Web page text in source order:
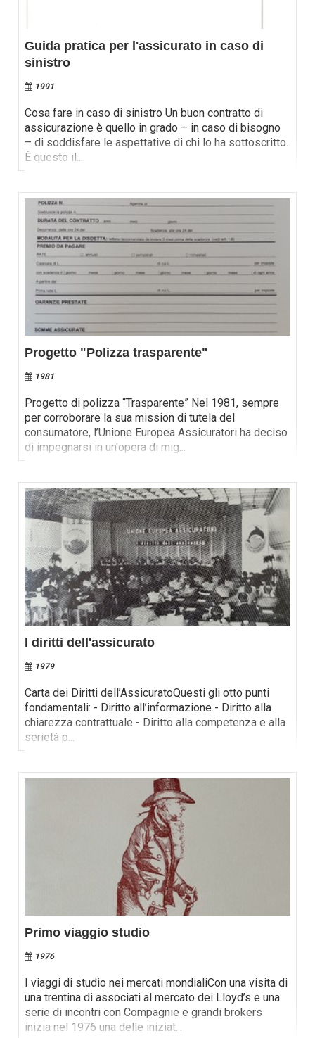
Guida pratica per l'assicurato in caso di
sinistro
1991
Cosa fare in caso di sinistro Un buon contratto di
assicurazione è quello in grado – in caso di bisogno
– di soddisfare le aspettative di chi lo ha sottoscritto.
È questo il...
Progetto "Polizza trasparente"
1981
Progetto di polizza “Trasparente” Nel 1981, sempre
per corroborare la sua mission di tutela del
consumatore, l’Unione Europea Assicuratori ha deciso
di impegnarsi in un'opera di mig...
I diritti dell'assicurato
1979
Carta dei Diritti dell’AssicuratoQuesti gli otto punti
fondamentali: - Diritto all’informazione - Diritto alla
chiarezza contrattuale - Diritto alla competenza e alla
serietà p...
Primo viaggio studio
1976
I viaggi di studio nei mercati mondialiCon una visita di
una trentina di associati al mercato dei Lloyd’s e una
serie di incontri con Compagnie e grandi brokers
inizia nel 1976 una delle iniziat...